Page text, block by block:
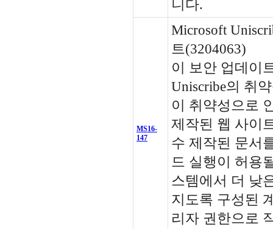
니다.
MS16-
147
Microsoft
트(3204063)
이 보안 업데이
Uniscribe의 취
이 취약성으로
제작된 웹 사이
수 제작된 문서
드 실행이 허용
스템에서 더 낮
지도록 구성된
리자 권한으로